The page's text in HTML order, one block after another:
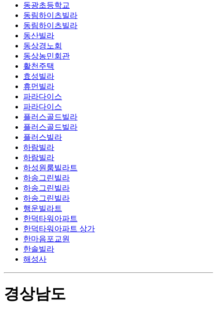
동광초등학교
동림하이츠빌라
동림하이츠빌라
동산빌라
동상경노회
동상농민회관
활천주택
효성빌라
휴먼빌라
파라다이스
파라다이스
플러스골드빌라
플러스골드빌라
플러스빌라
하람빌라
하람빌라
하성원룸빌라트
하송그린빌라
하송그린빌라
하송그린빌라
행운빌라트
한덕타워아파트
한덕타워아파트 상가
한마음포교원
한솔빌라
해성사
경상남도